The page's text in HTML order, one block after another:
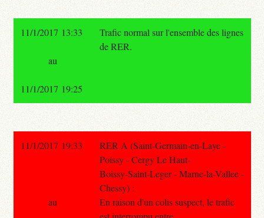
11/1/2017 13:33
Trafic normal sur l'ensemble des lignes
de RER.
au
11/1/2017 19:25
11/1/2017 19:33
RER A (Saint-Germain-en-Laye -
Poissy - Cergy Le Haut-
Boissy-Saint-Leger - Marne-la-Vallee -
Chessy) :
En raison d'un colis suspect, le trafic
au